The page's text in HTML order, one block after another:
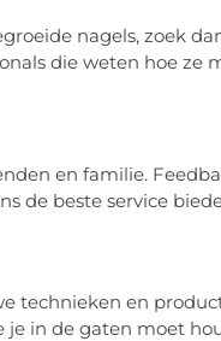
nagels, zoek
die weten hoe
en familie.
de beste service
technieken en
je in de gaten moet